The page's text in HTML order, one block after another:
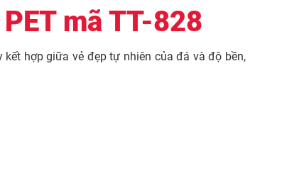
mã TT-828
hợp giữa vẻ đẹp tự nhiên của đá và độ bền,